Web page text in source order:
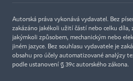
Autorská práva vykonává vydavatel. Bez
zakázáno jakékoli užití částí nebo celku díla,
jakýmkoli způsobem, mechanickým nebo
jiném jazyce. Bez souhlasu vydavatele je
obsahu pro účely automatizované analýzy
podle ustanovení § 39c autorského zákona.